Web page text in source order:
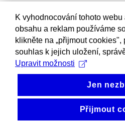
K vyhodnocování tohoto
obsahu a reklam používáme
klikněte na „přijmout cookies",
souhlas k jejich uložení,
Upravit možnosti
Jen
Přijmout